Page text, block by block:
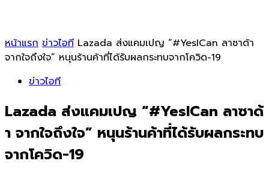
หน้าแรก ข่าวไอที Lazada ส่งแคมเปญ “#YesICan ลาซาด้า
จากใจถึงใจ” หนุนร้านค้าที่ได้รับผลกระทบจากโควิด-19
ข่าวไอที
Lazada ส่งแคมเปญ “#YesICan ลาซาด้
า จากใจถึงใจ” หนุนร้านค้าที่ได้รับผลกระทบ
จากโควิด-19